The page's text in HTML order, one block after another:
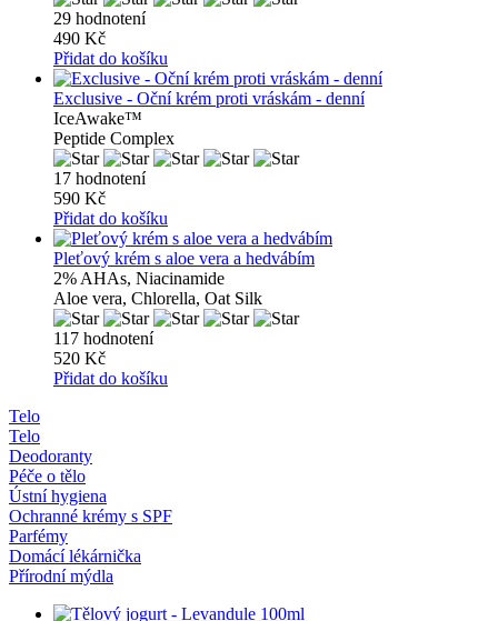
29 hodnotení
490 Kč
Přidat do košíku
Exclusive - Oční krém proti vráskám - denní
IceAwake™
Peptide Complex
17 hodnotení
590 Kč
Přidat do košíku
Pleťový krém s aloe vera a hedvábím
2% AHAs, Niacinamide
Aloe vera, Chlorella, Oat Silk
117 hodnotení
520 Kč
Přidat do košíku
Telo
Telo
Deodoranty
Péče o tělo
Ústní hygiena
Ochranné krémy s SPF
Parfémy
Domácí lékárnička
Přírodní mýdla